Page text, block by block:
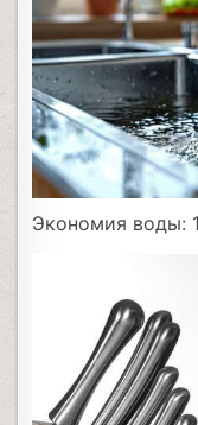
Экономия воды: